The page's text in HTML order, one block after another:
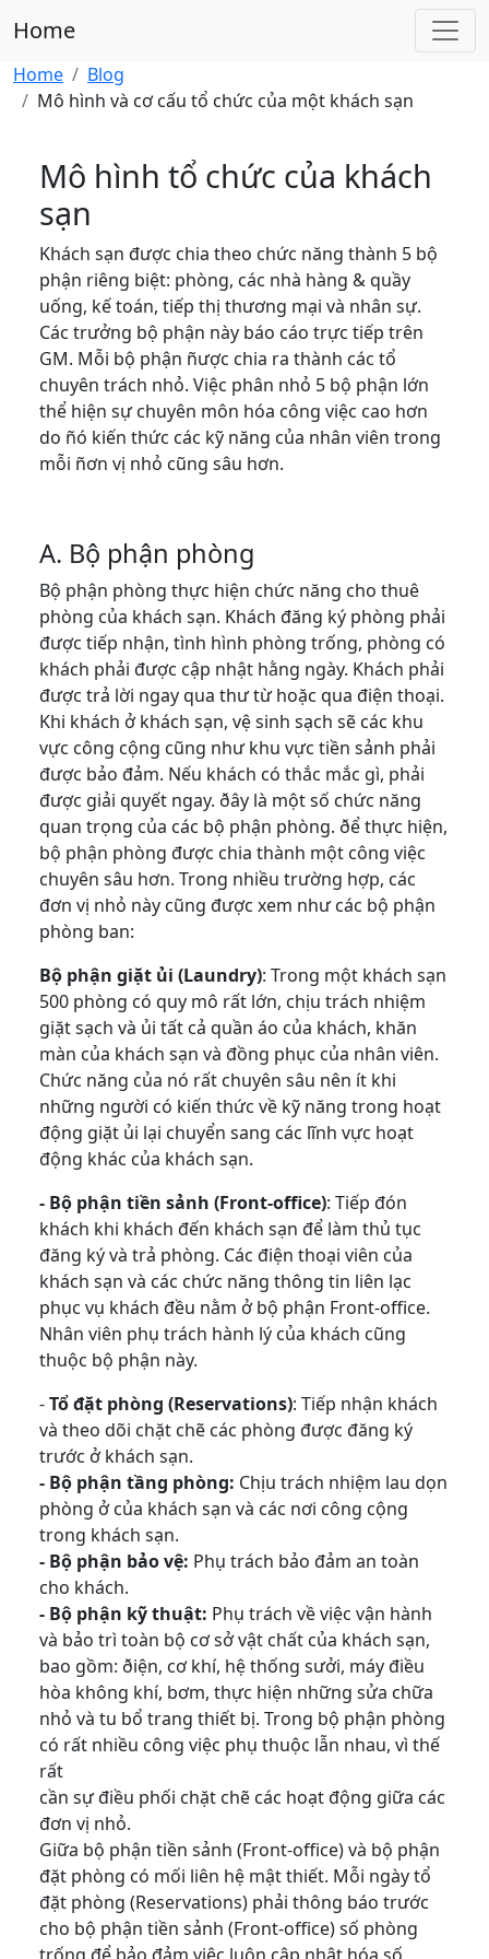
Home
Home
Blog
Mô hình và cơ cấu tổ chức của một khách sạn
Mô hình tổ chức của khách
sạn
Khách sạn được chia theo chức năng thành 5 bộ
phận riêng biệt: phòng, các nhà hàng & quầy
uống, kế toán, tiếp thị thương mại và nhân sự.
Các trưởng bộ phận này báo cáo trực tiếp trên
GM. Mỗi bộ phận ñược chia ra thành các tổ
chuyên trách nhỏ. Việc phân nhỏ 5 bộ phận lớn
thể hiện sự chuyên môn hóa công việc cao hơn
do ñó kiến thức các kỹ năng của nhân viên trong
mỗi ñơn vị nhỏ cũng sâu hơn.
A. Bộ phận phòng
Bộ phận phòng thực hiện chức năng cho thuê
phòng của khách sạn. Khách đăng ký phòng phải
được tiếp nhận, tình hình phòng trống, phòng có
khách phải được cập nhật hằng ngày. Khách phải
được trả lời ngay qua thư từ hoặc qua điện thoại.
Khi khách ở khách sạn, vệ sinh sạch sẽ các khu
vực công cộng cũng như khu vực tiền sảnh phải
được bảo đảm. Nếu khách có thắc mắc gì, phải
được giải quyết ngay. ðây là một số chức năng
quan trọng của các bộ phận phòng. ðể thực hiện,
bộ phận phòng được chia thành một công việc
chuyên sâu hơn. Trong nhiều trường hợp, các
đơn vị nhỏ này cũng được xem như các bộ phận
phòng ban:
Bộ phận giặt ủi (Laundry): Trong một khách sạn
500 phòng có quy mô rất lớn, chịu trách nhiệm
giặt sạch và ủi tất cả quần áo của khách, khăn
màn của khách sạn và đồng phục của nhân viên.
Chức năng của nó rất chuyên sâu nên ít khi
những người có kiến thức về kỹ năng trong hoạt
động giặt ủi lại chuyển sang các lĩnh vực hoạt
động khác của khách sạn.
- Bộ phận tiền sảnh (Front-office): Tiếp đón
khách khi khách đến khách sạn để làm thủ tục
đăng ký và trả phòng. Các điện thoại viên của
khách sạn và các chức năng thông tin liên lạc
phục vụ khách đều nằm ở bộ phận Front-office.
Nhân viên phụ trách hành lý của khách cũng
thuộc bộ phận này.
-Tổ đặt phòng (Reservations): Tiếp nhận khách
và theo dõi chặt chẽ các phòng được đăng ký
trước ở khách sạn.
- Bộ phận tầng phòng: Chịu trách nhiệm lau dọn
phòng ở của khách sạn và các nơi công cộng
trong khách sạn.
- Bộ phận bảo vệ: Phụ trách bảo đảm an toàn
cho khách.
- Bộ phận kỹ thuật: Phụ trách về việc vận hành
và bảo trì toàn bộ cơ sở vật chất của khách sạn,
bao gồm: ðiện, cơ khí, hệ thống sưởi, máy điều
hòa không khí, bơm, thực hiện những sửa chữa
nhỏ và tu bổ trang thiết bị. Trong bộ phận phòng
có rất nhiều công việc phụ thuộc lẫn nhau, vì thế
rất
cần sự điều phối chặt chẽ các hoạt động giữa các
đơn vị nhỏ.
Giữa bộ phận tiền sảnh (Front-office) và bộ phận
đặt phòng có mối liên hệ mật thiết. Mỗi ngày tổ
đặt phòng (Reservations) phải thông báo trước
cho bộ phận tiền sảnh (Front-office) số phòng